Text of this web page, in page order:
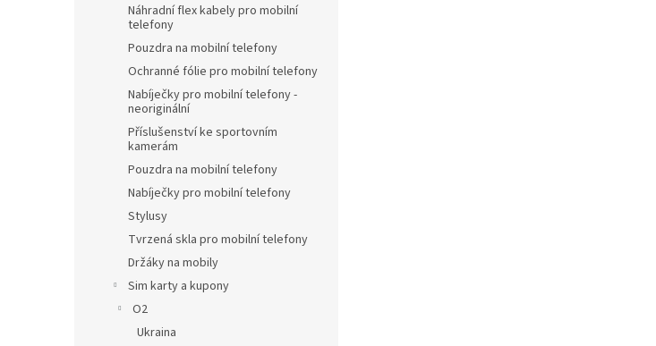
Náhradní flex kabely pro mobilní
telefony
Pouzdra na mobilní telefony
Ochranné fólie pro mobilní telefony
Nabíječky pro mobilní telefony -
neoriginální
Příslušenství ke sportovním
kamerám
Pouzdra na mobilní telefony
Nabíječky pro mobilní telefony
Stylusy
Tvrzená skla pro mobilní telefony
Držáky na mobily
Sim karty a kupony
O2
Ukraina